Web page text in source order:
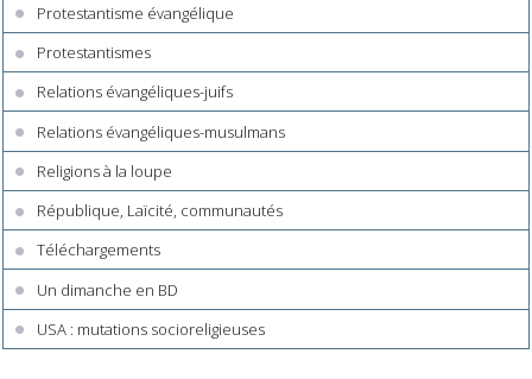
Protestantisme évangélique
Protestantismes
Relations évangéliques-juifs
Relations évangéliques-musulmans
Religions à la loupe
République, Laïcité, communautés
Téléchargements
Un dimanche en BD
USA : mutations socioreligieuses